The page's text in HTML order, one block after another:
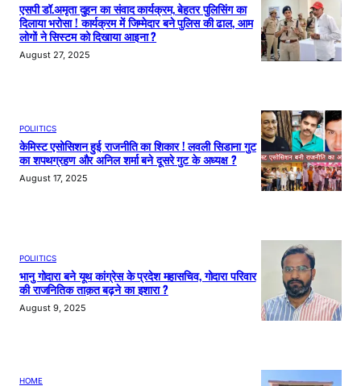
एसपी डॉ.अमृता दुहन का संवाद कार्यक्रम, बेहतर पुलिसिंग का
दिलाया भरोसा ! कार्यक्रम में जिम्मेदार बने पुलिस की ढाल, आम
लोगों ने सिस्टम को दिखाया आइना ?
August 27, 2025
POLIITICS
केमिस्ट एसोसिशन हुई राजनीति का शिकार ! लवली सिडाना गुट
का शपथग्रहण और अनिल शर्मा बने दूसरे गुट के अध्यक्ष ?
August 17, 2025
POLIITICS
भानु गोदारा बने यूथ कांग्रेस के प्रदेश महासचिव, गोदारा परिवार
की राजनितिक ताक़त बढ़ने का इशारा ?
August 9, 2025
HOME